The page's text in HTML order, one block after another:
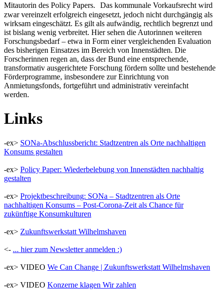
Mitautorin des Policy Papers. Das kommunale Vorkaufsrecht wird
zwar vereinzelt erfolgreich eingesetzt, jedoch nicht durchgängig als
wirksam eingeschätzt. Es gilt als aufwändig, rechtlich begrenzt und
ist bislang wenig verbreitet. Hier sehen die Autorinnen weiteren
Forschungsbedarf – etwa in Form einer vergleichenden Evaluation
des bisherigen Einsatzes im Bereich von Innenstädten. Die
Forscherinnen regen an, dass der Bund eine entsprechende,
transformativ ausgerichtete Forschung fördern sollte und bestehende
Förderprogramme, insbesondere zur Einrichtung von
Anmietungsfonds, fortgeführt und administrativ vereinfacht
werden.
Links
-ex> SONa-Abschlussbericht: Stadtzentren als Orte nachhaltigen
Konsums gestalten
-ex> Policy Paper: Wiederbelebung von Innenstädten nachhaltig
gestalten
-ex> Projektbeschreibung: SONa – Stadtzentren als Orte
nachhaltigen Konsums – Post-Corona-Zeit als Chance für
zukünftige Konsumkulturen
-ex> Zukunftswerkstatt Wilhelmshaven
<- ... hier zum Newsletter anmelden :)
-ex> VIDEO We Can Change | Zukunftswerkstatt Wilhelmshaven
-ex> VIDEO Konzerne klagen Wir zahlen